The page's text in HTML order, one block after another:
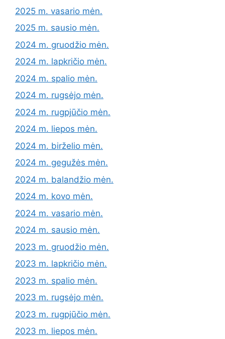
2025 m. vasario mėn.
2025 m. sausio mėn.
2024 m. gruodžio mėn.
2024 m. lapkričio mėn.
2024 m. spalio mėn.
2024 m. rugsėjo mėn.
2024 m. rugpjūčio mėn.
2024 m. liepos mėn.
2024 m. birželio mėn.
2024 m. gegužės mėn.
2024 m. balandžio mėn.
2024 m. kovo mėn.
2024 m. vasario mėn.
2024 m. sausio mėn.
2023 m. gruodžio mėn.
2023 m. lapkričio mėn.
2023 m. spalio mėn.
2023 m. rugsėjo mėn.
2023 m. rugpjūčio mėn.
2023 m. liepos mėn.